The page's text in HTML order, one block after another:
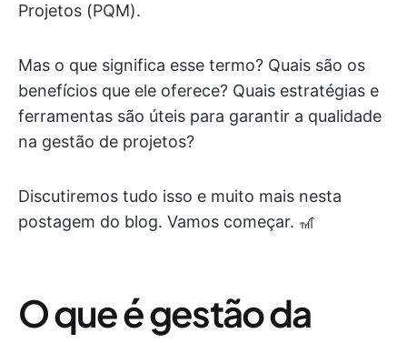
Projetos (PQM).
Mas o que significa esse termo? Quais são os
benefícios que ele oferece? Quais estratégias e
ferramentas são úteis para garantir a qualidade
na gestão de projetos?
Discutiremos tudo isso e muito mais nesta
postagem do blog. Vamos começar. 🎢
O que é gestão da